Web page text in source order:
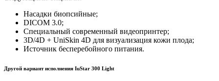
Насадки биопсийные;
DICOM 3.0;
Специальный современный видеопринтер;
3D/4D + UniSkin 4D для визуализация кожи плода;
Источник бесперебойного питания.
Другой вариант исполнения IuStar 300 Light